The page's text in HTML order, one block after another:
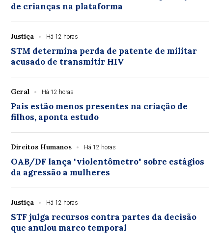
de crianças na plataforma
Justiça Há 12 horas
STM determina perda de patente de militar
acusado de transmitir HIV
Geral Há 12 horas
Pais estão menos presentes na criação de
filhos, aponta estudo
Direitos Humanos Há 12 horas
OAB/DF lança "violentômetro" sobre estágios
da agressão a mulheres
Justiça Há 12 horas
STF julga recursos contra partes da decisão
que anulou marco temporal